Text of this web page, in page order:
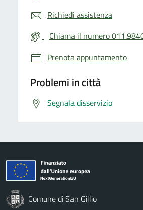
Richiedi assistenza
Chiama il numero
Prenota appuntamento
Problemi in città
Segnala disservizio
Comune di San Gillio